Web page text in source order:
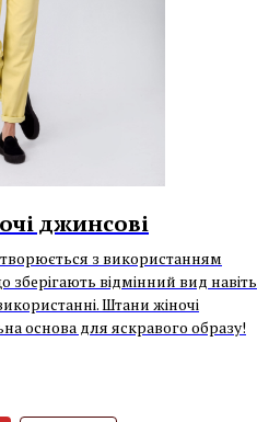
джинсові
з використанням
зберігають відмінний вид навіть
Штани жіночі
основа для яскравого образу!